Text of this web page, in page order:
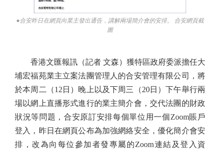
●合安昨日在網頁向業主發出通告，講解兩場簡介會的安排。 合安網頁截
圖
香港文匯報訊（記者 文森）獲特區政府委派擔任大
埔宏福苑業主立案法團管理人的合安管理有限公司，將
於本周二（12日）晚上以及下周三（20日）下午舉行兩
場以網上直播形式進行的業主簡介會，交代法團的財政
狀況等問題，合安原訂安排每個單位用一個Zoom賬戶
登入，昨日在網頁公布為加強網絡安全，優化簡介會安
排，改為向每位參加者發專屬的Zoom連結及登入資